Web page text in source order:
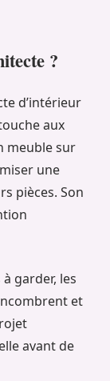
?
d’intérieur
aux
meuble sur
une
pièces. Son
garder, les
et
avant de